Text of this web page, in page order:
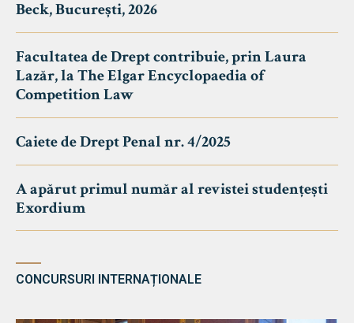
Beck, București, 2026
Facultatea de Drept contribuie, prin Laura
Lazăr, la The Elgar Encyclopaedia of
Competition Law
Caiete de Drept Penal nr. 4/2025
A apărut primul număr al revistei studențești
Exordium
CONCURSURI INTERNAȚIONALE